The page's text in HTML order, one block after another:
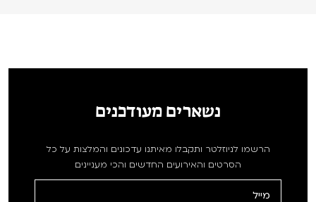
נשארים מעודכנים
הרשמו לניוזלטר ותקבלו מאיתנו עדכונים והמלצות על כל
הסרטים והאירועים החדשים והכי מעניינים